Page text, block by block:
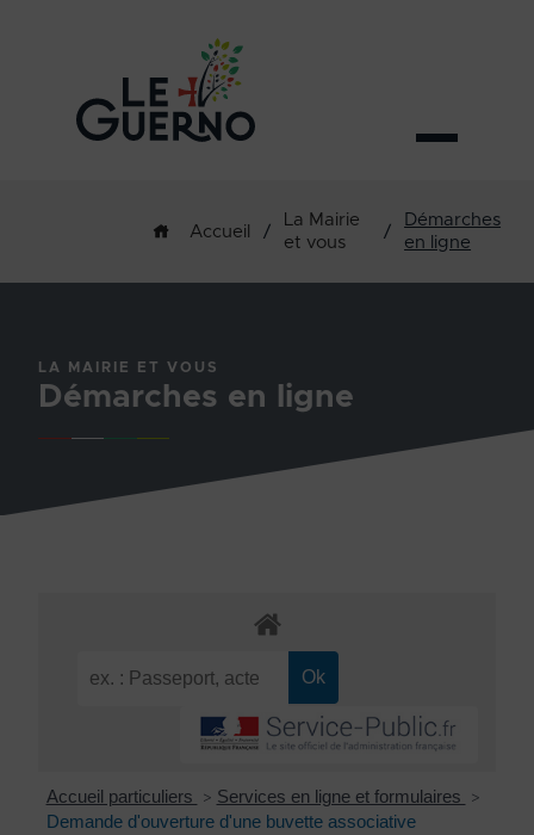
Accueil /
La Mairie
et vous
/
Démarches
en ligne
LA MAIRIE ET VOUS
Démarches en ligne
Accueil particuliers > Services en ligne et formulaires >
Demande d'ouverture d'une buvette associative